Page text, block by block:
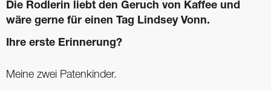
Die Rodlerin liebt den Geruch von Kaffee und
wäre gerne für einen Tag Lindsey Vonn.
Ihre erste Erinnerung?
Meine zwei Patenkinder.